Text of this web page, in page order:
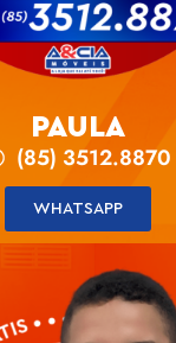
PAULA
(85) 3512.8870
WHATSAPP